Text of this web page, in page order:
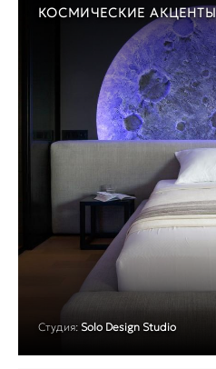
КОСМИЧЕСКИЕ АКЦЕНТЫ
Студия: Solo Design Studio